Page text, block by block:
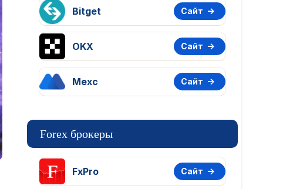
Bitget Сайт
OKX Сайт
Mexc Сайт
Forex брокеры
FxPro Сайт